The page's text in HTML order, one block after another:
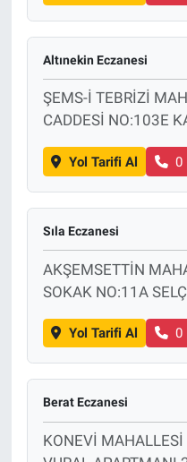
Altınekin Eczanesi
ŞEMS-İ TEBRİZİ
CADDESİ NO:103E
Yol Tarifi Al 0
Sıla Eczanesi
AKŞEMSETTİN
SOKAK NO:11A
Yol Tarifi Al 0
Berat Eczanesi
KONEVİ MAHALLESİ